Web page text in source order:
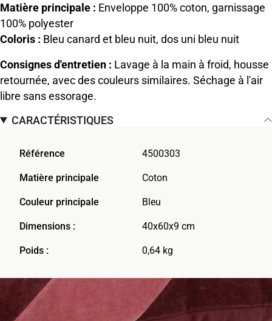
Matière principale : Enveloppe 100% coton, garnissage
100% polyester
Coloris : Bleu canard et bleu nuit, dos uni bleu nuit
Consignes d'entretien : Lavage à la main à froid, housse
retournée, avec des couleurs similaires. Séchage à l'air
libre sans essorage.
CARACTÉRISTIQUES
Référence 4500303
Matière principale Coton
Couleur principale Bleu
Dimensions : 40x60x9 cm
Poids : 0,64 kg